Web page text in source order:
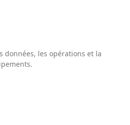
données, les opérations et la